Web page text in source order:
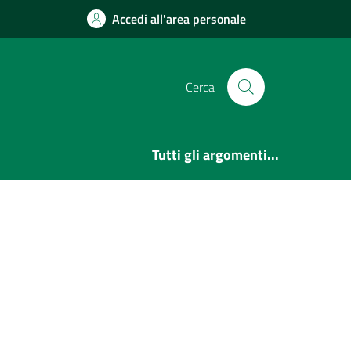
Accedi all'area personale
Cerca
Tutti gli argomenti...